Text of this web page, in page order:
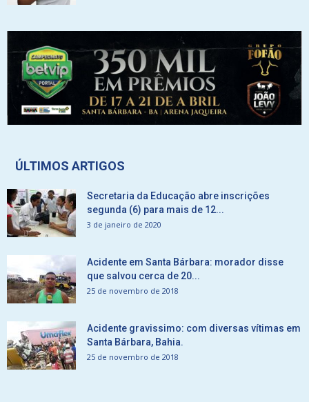
ÚLTIMOS ARTIGOS
Secretaria da Educação abre inscrições
segunda (6) para mais de 12...
3 de janeiro de 2020
Acidente em Santa Bárbara: morador disse
que salvou cerca de 20...
25 de novembro de 2018
Acidente gravissimo: com diversas vítimas em
Santa Bárbara, Bahia.
25 de novembro de 2018